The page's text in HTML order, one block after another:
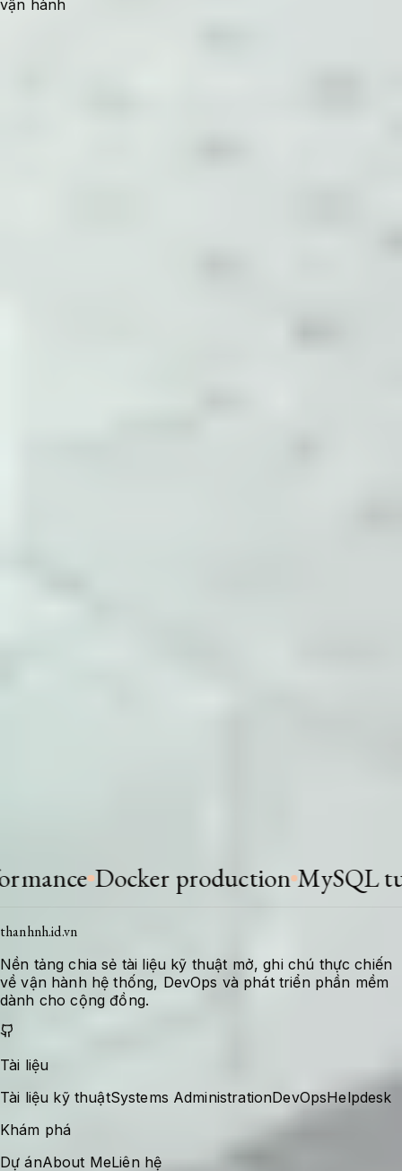
vận hành
Docker productionMySQL
thanhnh.id.vn
Nền tảng chia sẻ tài liệu kỹ thuật mở, ghi chú thực chiến
về vận hành hệ thống, DevOps và phát triển phần mềm
dành cho cộng đồng.
Tài liệu
Tài liệu kỹ thuậtSystems AdministrationDevOpsHelpdesk
Khám phá
Dự ánAbout MeLiên hệ